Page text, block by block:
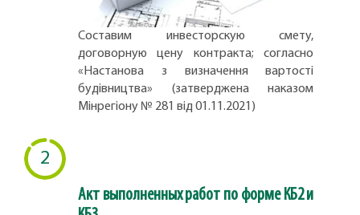
Составим инвесторскую смету,
договорную цену контракта; согласно
«Настанова з визначення вартості
будівництва» (затверджена наказом
Мінрегіону № 281 від 01.11.2021)
2
Акт выполненных работ по форме КБ2 и